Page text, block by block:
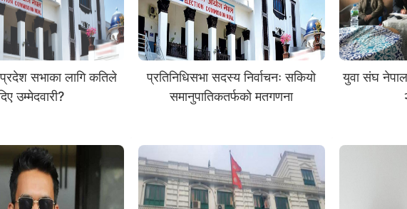
प्रदेश सभाका लागि कतिले
उम्मेदवारी?
प्रतिनिधिसभा सदस्य निर्वाचनः सकियो
समानुपातिकतर्फको मतगणना
युवा संघ